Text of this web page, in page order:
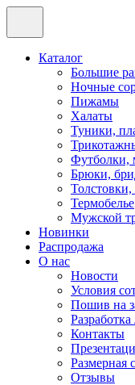
Каталог
Большие
Ночные
Пижамы
Халаты
Туники,
Футболки,
Брюки,
Термобелье
Мужской
Новинки
Распродажа
О нас
Новости
Условия
Пошив на
Разработка
Контакты
Размерная
Отзывы